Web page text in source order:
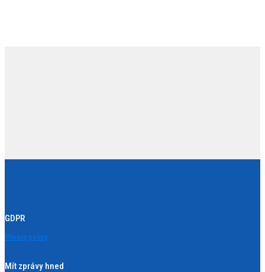
GDPR
Privacy policy
Mít zprávy hned